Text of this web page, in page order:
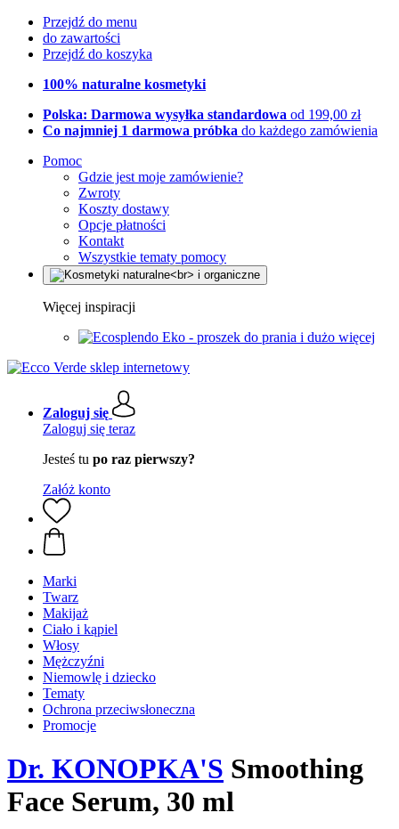
Przejdź do menu
do zawartości
Przejdź do koszyka
100% naturalne kosmetyki
Polska: Darmowa wysyłka standardowa od 199,00 zł
Co najmniej 1 darmowa próbka do każdego zamówienia
Pomoc
Gdzie jest moje zamówienie?
Zwroty
Koszty dostawy
Opcje płatności
Kontakt
Wszystkie tematy pomocy
Więcej inspiracji
Eko - proszek do prania i dużo więcej
Zaloguj się
Zaloguj się teraz
Jesteś tu po raz pierwszy?
Załóż konto
Marki
Twarz
Makijaż
Ciało i kąpiel
Włosy
Mężczyźni
Niemowlę i dziecko
Tematy
Ochrona przeciwsłoneczna
Promocje
Dr. KONOPKA'S Smoothing
Face Serum, 30 ml